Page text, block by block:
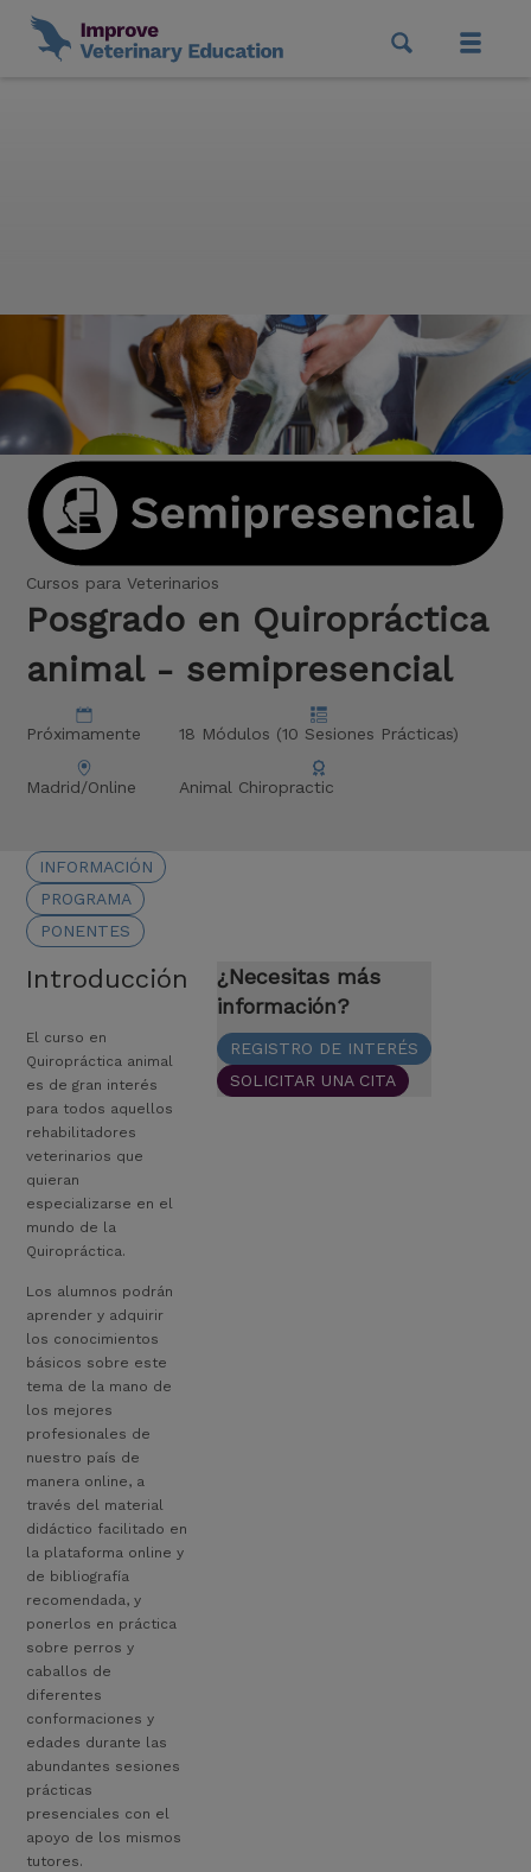
Cursos para Veterinarios
Posgrado en Quiropráctica
animal - semipresencial
Próximamente 18 Módulos (10 Sesiones Prácticas)
Madrid/Online Animal Chiropractic
INFORMACIÓN
PROGRAMA
PONENTES
Introducción
El curso en
Quiropráctica animal
es de gran interés
para todos aquellos
rehabilitadores
veterinarios que
quieran
especializarse en el
mundo de la
Quiropráctica.
Los alumnos podrán
aprender y adquirir
los conocimientos
básicos sobre este
tema de la mano de
los mejores
profesionales de
nuestro país de
manera online, a
través del material
didáctico facilitado en
la plataforma online y
de bibliografía
recomendada, y
ponerlos en práctica
sobre perros y
caballos de
diferentes
conformaciones y
edades durante las
abundantes sesiones
prácticas
presenciales con el
apoyo de los mismos
tutores.
¿Necesitas más
información?
REGISTRO DE INTERÉS
SOLICITAR UNA CITA